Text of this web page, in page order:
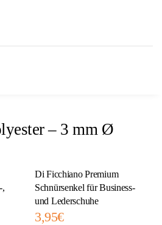
– 3 mm Ø
,
Di Ficchiano Premium
Schnürsenkel für Business-
und Lederschuhe
3,95€